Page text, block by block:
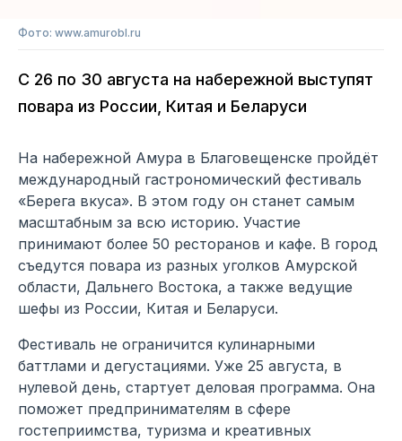
Фото: www.amurobl.ru
С 26 по 30 августа на набережной выступят
повара из России, Китая и Беларуси
На набережной Амура в Благовещенске пройдёт
международный гастрономический фестиваль
«Берега вкуса». В этом году он станет самым
масштабным за всю историю. Участие
принимают более 50 ресторанов и кафе. В город
съедутся повара из разных уголков Амурской
области, Дальнего Востока, а также ведущие
шефы из России, Китая и Беларуси.
Фестиваль не ограничится кулинарными
баттлами и дегустациями. Уже 25 августа, в
нулевой день, стартует деловая программа. Она
поможет предпринимателям в сфере
гостеприимства, туризма и креативных